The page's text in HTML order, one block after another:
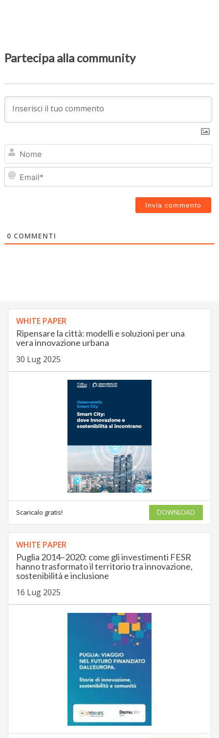
Partecipa alla community
0 COMMENTI
WHITE PAPER
Ripensare la città: modelli e soluzioni per una
vera innovazione urbana
30 Lug 2025
Scaricalo gratis! DOWNLOAD
WHITE PAPER
Puglia 2014–2020: come gli investimenti FESR
hanno trasformato il territorio tra innovazione,
sostenibilità e inclusione
16 Lug 2025